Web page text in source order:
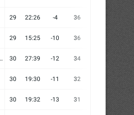
29 22:26 -4 36 11
29 15:25 -10 36
FC 30 27:39 -12 34
30 19:30 -11 32 11 12
30 19:32 -13 31